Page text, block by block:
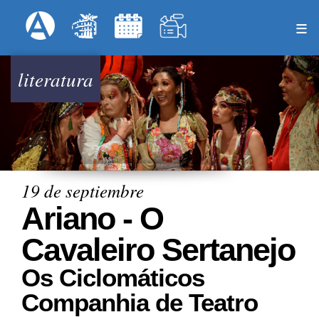
al
principal
Menú Superior
literatura
19 de septiembre
Ariano - O
Cavaleiro Sertanejo
Os Ciclomáticos
Companhia de Teatro